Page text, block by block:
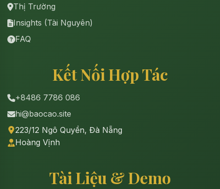
Thị Trường
Insights (Tài Nguyên)
FAQ
Kết Nối Hợp Tác
+8486 7786 086
hi@baocao.site
223/12 Ngô Quyền, Đà Nẵng
Hoàng Vịnh
Tài Liệu & Demo